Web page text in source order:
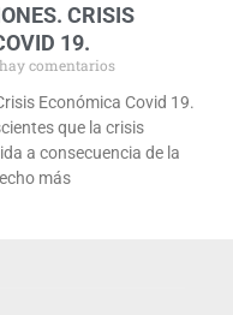
CRISIS
19.
comentarios
Económica Covid 19.
que la crisis
a consecuencia de la
más